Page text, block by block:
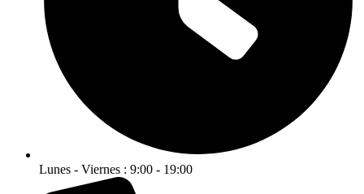
Lunes - Viernes : 9:00 - 19:00